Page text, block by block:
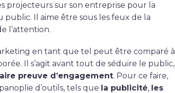
projecteurs sur son entreprise pour la
Il aime être sous les feux de la
l’attention.
en tant que tel peut être comparé à
Il s’agit avant tout de séduire le public,
preuve d’engagement. Pour ce faire,
d’outils, tels que la publicité, les